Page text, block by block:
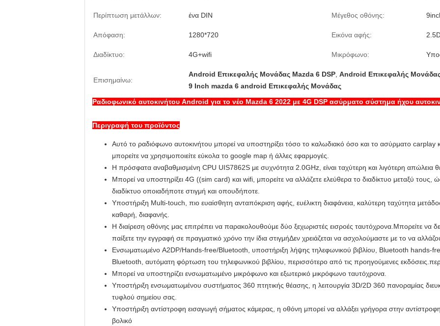
Περίπτωση μετάλλων: ένα DIN Μέγεθος οθόνης:
Απόφαση: 1280*720 Εικόνα αφής:
Διαδίκτυο: 4G+wifi Μικρόφωνο:
Επισημαίνω:
Android Επικεφαλής Μονάδας Mazda 6 DSP Android Επικεφαλής
9 Inch mazda 6 android Επικεφαλής Μονάδας
Ραδιοφωνικό αυτοκινήτου Android για το νέο Mazda 6 2022 με 4G DSP ασύρματο σύστημα ήχου
Περιγραφή του προϊόντος
Αυτό το ραδιόφωνο αυτοκινήτου μπορεί να υποστηρίξει τόσο το καλωδιακό όσο και το ασύρματο carplay
μπορείτε να χρησιμοποιείτε εύκολα το google map ή άλλες εφαρμογές.
Η πρόσφατα αναβαθμισμένη CPU UIS7862S με συχνότητα 2.0GHz, είναι ταχύτερη και λιγότερη απώλεια
Μπορεί να υποστηρίξει 4G ((sim card) και wifi, μπορείτε να αλλάζετε ελεύθερα το διαδίκτυο μεταξύ τους,
διαδίκτυο οποιαδήποτε στιγμή και οπουδήποτε.
Υποστήριξη Multi-touch, πιο ευαίσθητη ανταπόκριση αφής, ευέλικτη διαφάνεια, καλύτερη ταχύτητα
καθαρή, διαφανής.
Η διαίρεση οθόνης μας επιτρέπει να παρακολουθούμε δύο ξεχωριστές εισροές ταυτόχρονα.Μπορείτε να
παίξετε την εγγραφή σε πραγματικό χρόνο την ίδια στιγμήΔεν χρειάζεται να ασχολούμαστε με το να
Ενσωματωμένο A2DP/Hands-free/Bluetooth, υποστήριξη λήψης τηλεφωνικού βιβλίου, Bluetooth hands-
Bluetooth, αυτόματη φόρτωση του τηλεφωνικού βιβλίου, περισσότερο από τις προηγούμενες
Μπορεί να υποστηρίζει ενσωματωμένο μικρόφωνο και εξωτερικό μικρόφωνο ταυτόχρονα.
Υποστήριξη ενσωματωμένου συστήματος 360 πτητικής θέασης, η λειτουργία 3D/2D 360 πανοραμίας
τυφλού σημείου σας.
Υποστήριξη αντίστροφη εισαγωγή σήματος κάμερας, η οθόνη μπορεί να αλλάξει γρήγορα στην αντίστροφη
βολικό